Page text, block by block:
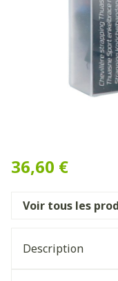
36,60 €
Voir tous les
Description